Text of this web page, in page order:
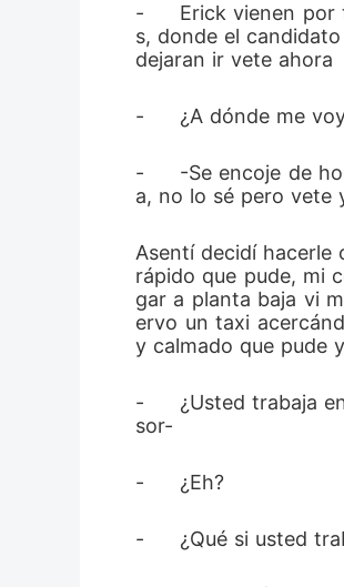
-	Erick vienen por ti, tienen orden de arresto en tu contra y en un caso como este después de unas elecciones presidenciale
s, donde el
dejaran ir vete ahora
-	¿A dónde me
-	-Se encoje de hombro, con la mirada puesta en el ascensor- Vete a un país que no tenga extradición no sé Panamá, Bélgic
a, no lo sé pero vete
Asentí decidí hacerle
rápido que pude, mi
gar a planta baja vi
ervo un taxi
y calmado que pude
-	¿Usted trabaja en esa empresa señor? –Su voz me saca de mis pensamientos y lo miro observándome por el espejo retrovi
sor-
-	¿Eh?
-	¿Qué si usted